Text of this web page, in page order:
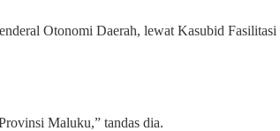
Otonomi Daerah, lewat Kasubid
Maluku,” tandas dia.